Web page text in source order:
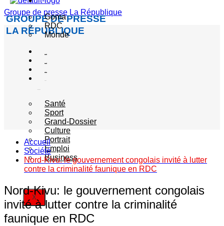
Groupe de presse La République
GROUPE DE PRESSE
LA RÉPUBLIQUE
Goma
RDC
Monde
Santé
Sport
Grand-Dossier
Culture
Portrait
Emploi
Business
X
Accueil
Société
Nord-Kivu: le gouvernement congolais invité à lutter
contre la criminalité faunique en RDC
Nord-Kivu: le gouvernement congolais
invité à lutter contre la criminalité
faunique en RDC